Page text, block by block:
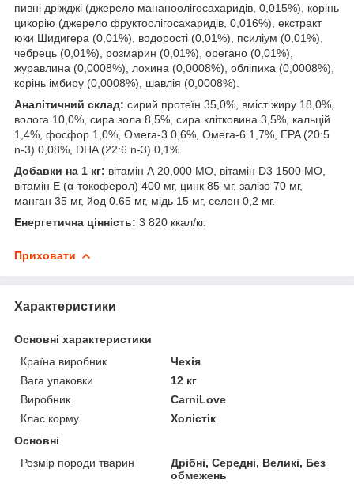
пивні дріжджі (джерело мананоолігосахаридів, 0,015%), корінь
цикорію (джерело фруктоолігосахаридів, 0,016%), екстракт
юки Шидигера (0,01%), водорості (0,01%), псиліум (0,01%),
чебрець (0,01%), розмарин (0,01%), орегано (0,01%),
журавлина (0,0008%), лохина (0,0008%), обліпиха (0,0008%),
корінь імбиру (0,0008%), шавлія (0,0008%).
Аналітичний склад: сирий протеїн 35,0%, вміст жиру 18,0%,
волога 10,0%, сира зола 8,5%, сира клітковина 3,5%, кальцій
1,4%, фосфор 1,0%, Омега-3 0,6%, Омега-6 1,7%, EPA (20:5
n-3) 0,08%, DHA (22:6 n-3) 0,1%.
Добавки на 1 кг: вітамін А 20,000 МО, вітамін D3 1500 МО,
вітамін E (α-токоферол) 400 мг, цинк 85 мг, залізо 70 мг,
манган 35 мг, йод 0.65 мг, мідь 15 мг, селен 0,2 мг.
Енергетична цінність: 3 820 ккал/кг.
Приховати
Характеристики
Основні характеристики
Країна виробник
Чехія
Вага упаковки
12 кг
Виробник
CarniLove
Клас корму
Холістік
Основні
Розмір породи тварин
Дрібні, Середні, Великі, Без
обмежень